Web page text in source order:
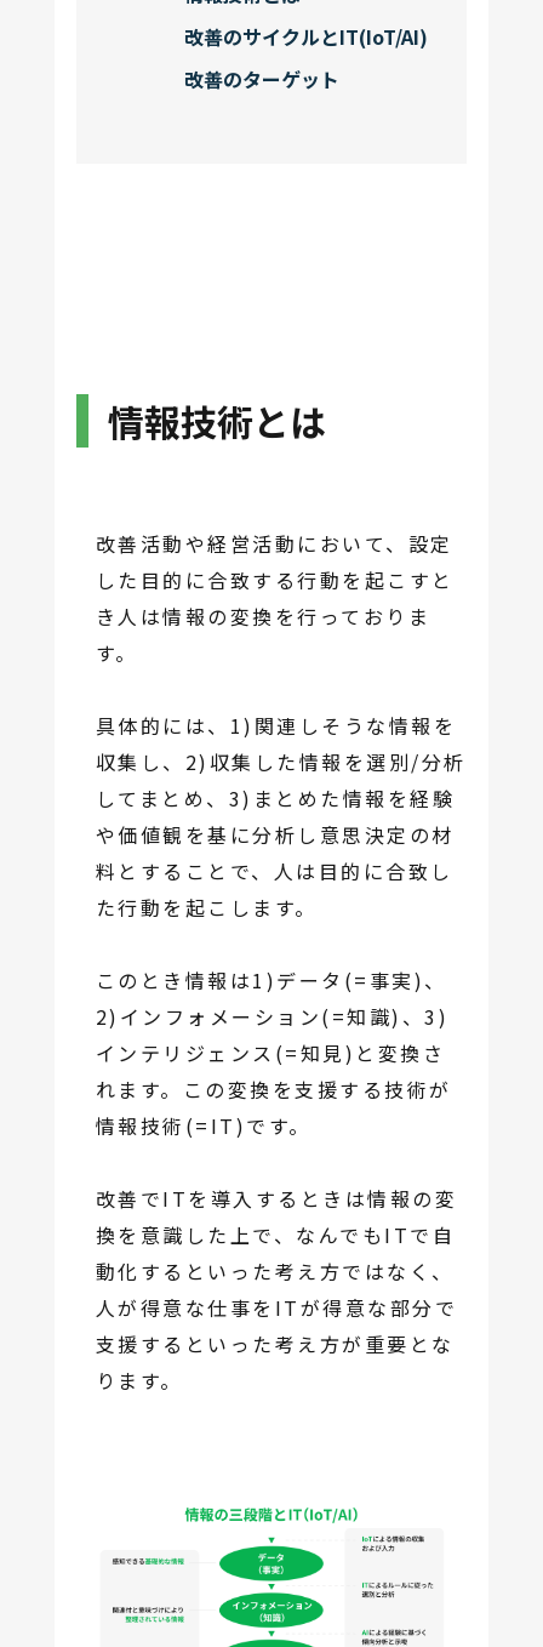
改善のサイクルとIT(IoT/AI)
改善のターゲット
情報技術とは
改善活動や経営活動において、設定
した目的に合致する行動を起こすと
き人は情報の変換を行っておりま
す。
具体的には、1)関連しそうな情報を
収集し、2)収集した情報を選別/分析
してまとめ、3)まとめた情報を経験
や価値観を基に分析し意思決定の材
料とすることで、人は目的に合致し
た行動を起こします。
このとき情報は1)データ(=事実)、
2)インフォメーション(=知識)、3)
インテリジェンス(=知見)と変換さ
れます。この変換を支援する技術が
情報技術(=IT)です。
改善でITを導入するときは情報の変
換を意識した上で、なんでもITで自
動化するといった考え方ではなく、
人が得意な仕事をITが得意な部分で
支援するといった考え方が重要とな
ります。